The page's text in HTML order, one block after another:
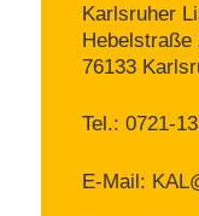
Karlsruher
Hebelstraße
76133
Tel.: 0721-
E-Mail: